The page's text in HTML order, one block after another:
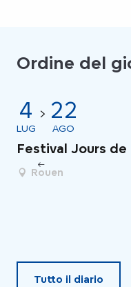
Ordine del
4
LUG
22
AGO
Festival Jours
Rouen
Tutto il diario